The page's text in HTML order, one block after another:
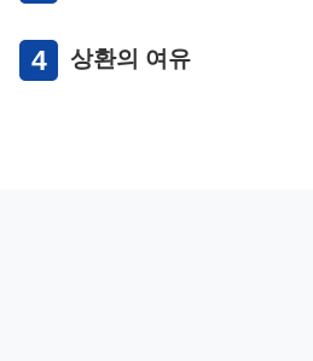
4 상환의 여유